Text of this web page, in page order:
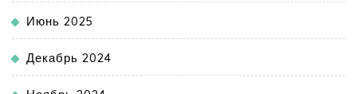
Июнь 2025
Декабрь 2024